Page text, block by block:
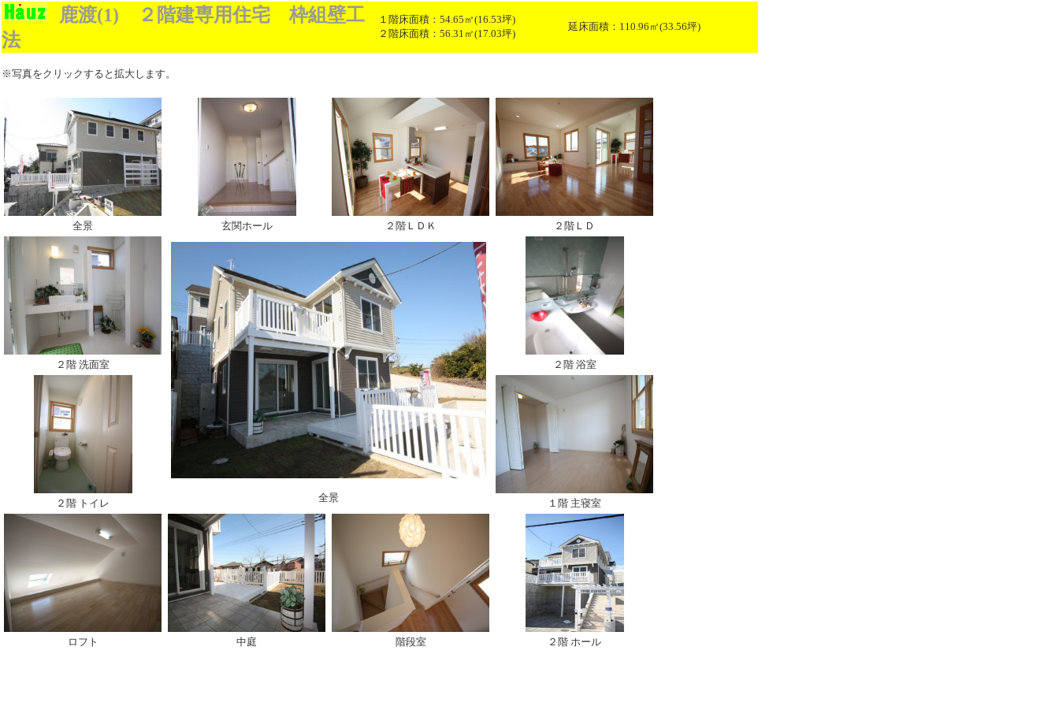
鹿渡(1) ２階建専用住宅 枠組壁工
法
１階床面積：54.65㎡(16.53坪)
２階床面積：56.31㎡(17.03坪)
延床面積：110.96㎡(33.56坪)
※写真をクリックすると拡大します。
全景 玄関ホール ２階ＬＤＫ ２階ＬＤ
全景
２階 洗面室 ２階 浴室
２階 トイレ １階 主寝室
ロフト 中庭 階段室 ２階 ホール